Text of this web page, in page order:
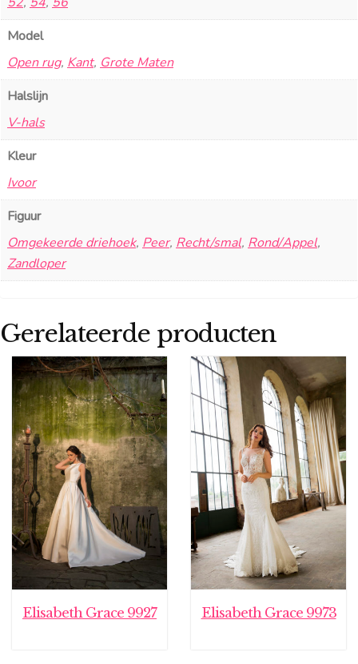
Model
Open rug, Kant, Grote Maten
Halslijn
V-hals
Kleur
Ivoor
Figuur
Omgekeerde driehoek, Peer, Recht/smal, Rond/Appel,
Zandloper
Gerelateerde producten
Elisabeth Grace 9927 Elisabeth Grace 9973